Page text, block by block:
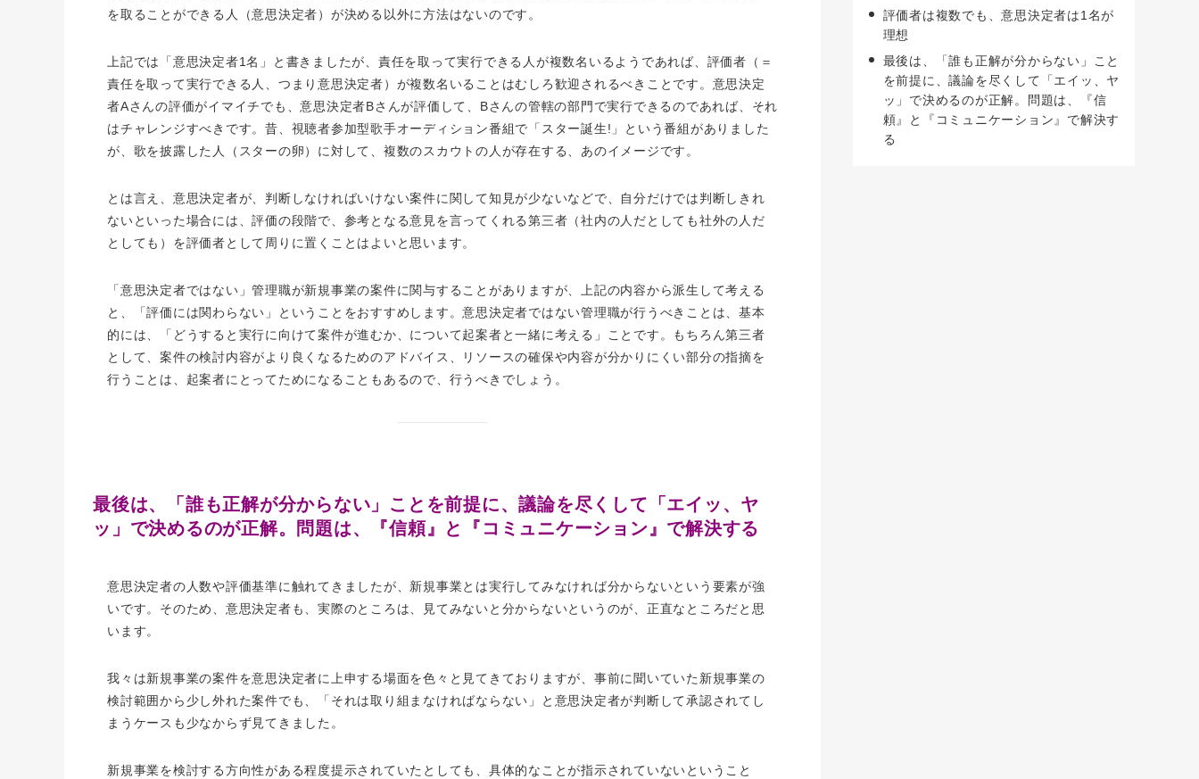
を取ることができる人（意思決定者）が決める以外に方法はないのです。
上記では「意思決定者1名」と書きましたが、責任を取って実行できる人が複数名いるようであれば、評価者（＝
責任を取って実行できる人、つまり意思決定者）が複数名いることはむしろ歓迎されるべきことです。意思決定
者Aさんの評価がイマイチでも、意思決定者Bさんが評価して、 Bさんの管轄の部門で実行できるのであれば、それ
はチャレンジすべきです。昔、視聴者参加型歌手オーディション番組で「スター誕生! 」という番組がありました
が、歌を披露した人（スターの卵）に対して、複数のスカウトの人が存在する、あのイメージです。
とは言え、意思決定者が、判断しなければいけない案件に関して知見が少ないなどで、自分だけでは判断しきれ
ないといった場合には、評価の段階で、参考となる意見を言ってくれる第三者（社内の人だとしても社外の人だ
としても）を評価者として周りに置くことはよいと思います。
「意思決定者ではない」管理職が新規事業の案件に関与することがありますが、上記の内容から派生して考える
と、「評価には関わらない」ということをおすすめします。意思決定者ではない管理職が行うべきことは、基本
的には、「どうすると実行に向けて案件が進むか、について起案者と一緒に考える」ことです。もちろん第三者
として、案件の検討内容がより良くなるためのアドバイス、リソースの確保や内容が分かりにくい部分の指摘を
行うことは、起案者にとってためになることもあるので、行うべきでしょう。
最後は、「誰も正解が分からない」ことを前提に、議論を尽くして「エイッ、ヤ
ッ」で決めるのが正解。問題は、『信頼』と『コミュニケーション』で解決する
意思決定者の人数や評価基準に触れてきましたが、新規事業とは実行してみなければ分からないという要素が強
いです。そのため、意思決定者も、実際のところは、見てみないと分からないというのが、正直なところだと思
います。
我々は新規事業の案件を意思決定者に上申する場面を色々と見てきておりますが、事前に聞いていた新規事業の
検討範囲から少し外れた案件でも、「それは取り組まなければならない」と意思決定者が判断して承認されてし
まうケースも少なからず見てきました。
新規事業を検討する方向性がある程度提示されていたとしても、具体的なことが指示されていないということ
評価者は複数でも、意思決定者は1名が
理想
最後は、「誰も正解が分からない」こと
を前提に、議論を尽くして「エイッ、ヤ
ッ」で決めるのが正解。問題は、『信
頼』と『コミュニケーション』で解決す
る